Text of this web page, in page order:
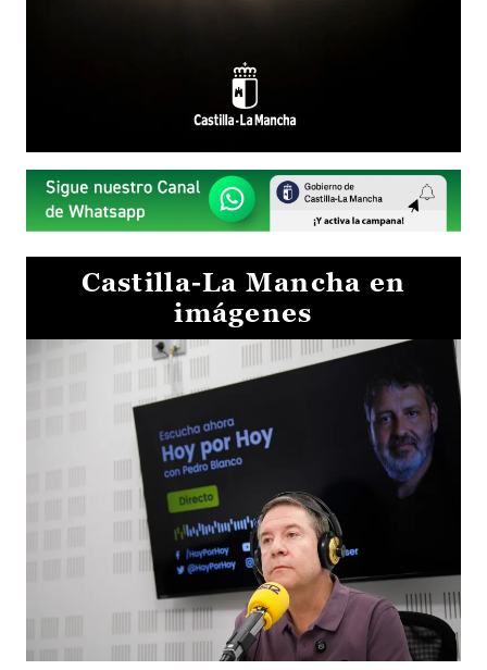
Castilla-La Mancha en
imágenes